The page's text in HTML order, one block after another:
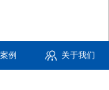
例 关于我们